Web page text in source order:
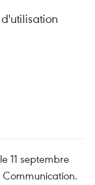
11 septembre